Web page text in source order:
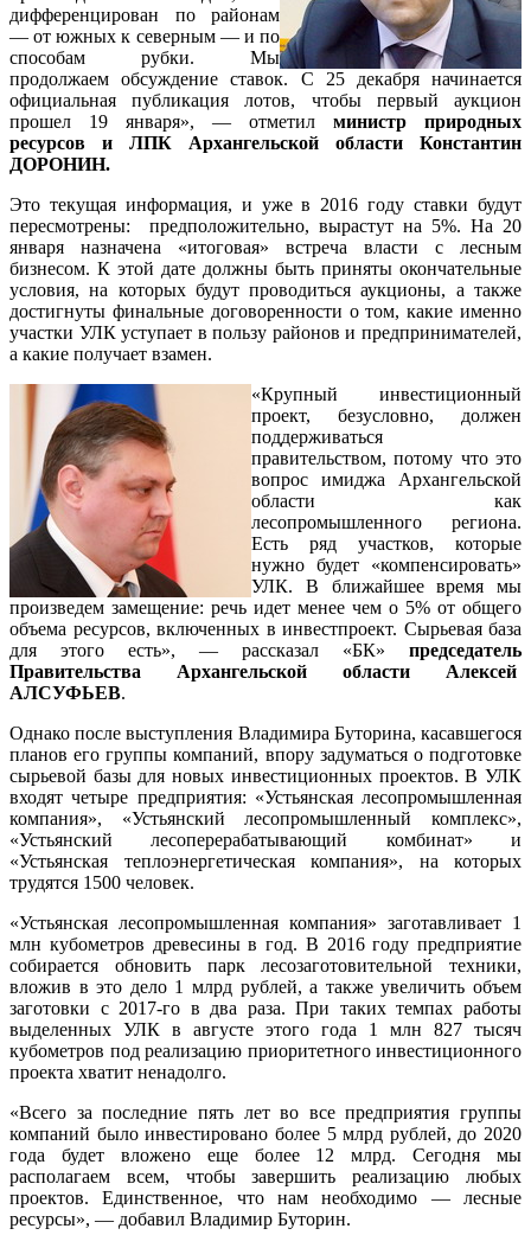
дифференцирован по районам
— от южных к северным — и по
способам рубки. Мы
продолжаем обсуждение ставок. С 25 декабря начинается
официальная публикация лотов, чтобы первый аукцион
прошел 19 января», — отметил министр природных
ресурсов и ЛПК Архангельской области Константин
ДОРОНИН.
Это текущая информация, и уже в 2016 году ставки будут
пересмотрены: предположительно, вырастут на 5%. На 20
января назначена «итоговая» встреча власти с лесным
бизнесом. К этой дате должны быть приняты окончательные
условия, на которых будут проводиться аукционы, а также
достигнуты финальные договоренности о том, какие именно
участки УЛК уступает в пользу районов и предпринимателей,
а какие получает взамен.
«Крупный инвестиционный
проект, безусловно, должен
поддерживаться
правительством, потому что это
вопрос имиджа Архангельской
области как
лесопромышленного региона.
Есть ряд участков, которые
нужно будет «компенсировать»
УЛК. В ближайшее время мы
произведем замещение: речь идет менее чем о 5% от общего
объема ресурсов, включенных в инвестпроект. Сырьевая база
для этого есть», — рассказал «БК» председатель
Правительства Архангельской области Алексей
АЛСУФЬЕВ.
Однако после выступления Владимира Буторина, касавшегося
планов его группы компаний, впору задуматься о подготовке
сырьевой базы для новых инвестиционных проектов. В УЛК
входят четыре предприятия: «Устьянская лесопромышленная
компания», «Устьянский лесопромышленный комплекс»,
«Устьянский лесоперерабатывающий комбинат» и
«Устьянская теплоэнергетическая компания», на которых
трудятся 1500 человек.
«Устьянская лесопромышленная компания» заготавливает 1
млн кубометров древесины в год. В 2016 году предприятие
собирается обновить парк лесозаготовительной техники,
вложив в это дело 1 млрд рублей, а также увеличить объем
заготовки с 2017-го в два раза. При таких темпах работы
выделенных УЛК в августе этого года 1 млн 827 тысяч
кубометров под реализацию приоритетного инвестиционного
проекта хватит ненадолго.
«Всего за последние пять лет во все предприятия группы
компаний было инвестировано более 5 млрд рублей, до 2020
года будет вложено еще более 12 млрд. Сегодня мы
располагаем всем, чтобы завершить реализацию любых
проектов. Единственное, что нам необходимо — лесные
ресурсы», — добавил Владимир Буторин.